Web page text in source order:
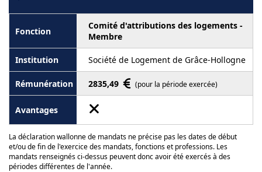
Comité d'attributions des logements -
Membre
Société de Logement de Grâce-Hollogne
2835,49 (pour la période exercée)
La déclaration wallonne de mandats ne précise pas les dates de début
et/ou de fin de l'exercice des mandats, fonctions et professions. Les
mandats renseignés ci-dessus peuvent donc avoir été exercés à des
périodes différentes de l'année.